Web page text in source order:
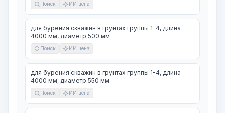
Поиск ИИ цена
для бурения скважин в грунтах группы 1-4, длина
4000 мм, диаметр 500 мм
Поиск ИИ цена
для бурения скважин в грунтах группы 1-4, длина
4000 мм, диаметр 550 мм
Поиск ИИ цена